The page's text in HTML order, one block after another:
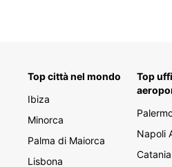
Top città nel mondo
Ibiza
Minorca
Palma di Maiorca
Lisbona
Top
Napoli